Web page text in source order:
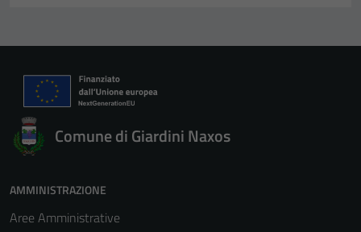
Comune di Giardini Naxos
AMMINISTRAZIONE
Aree Amministrative